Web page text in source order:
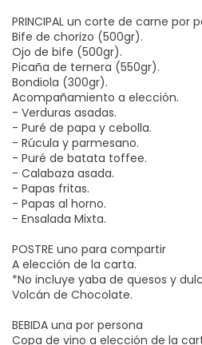
PRINCIPAL un corte de carne por
Bife de chorizo (500gr).
Ojo de bife (500gr).
Picaña de ternera (550gr).
Bondiola (300gr).
Acompañamiento a elección.
- Verduras asadas.
- Puré de papa y cebolla.
- Rúcula y parmesano.
- Puré de batata toffee.
- Calabaza asada.
- Papas fritas.
- Papas al horno.
- Ensalada Mixta.
POSTRE uno para compartir
A elección de la carta.
*No incluye yaba de quesos y
Volcán de Chocolate.
BEBIDA una por persona
Copa de vino a elección de la